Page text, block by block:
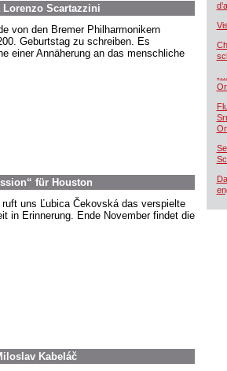
Lorenzo Scartazzini
von den Bremer Philharmonikern
Geburtstag zu schreiben. Es
einer Annäherung an das menschliche
für Houston
uns Ľubica Čekovská das verspielte
in Erinnerung. Ende November findet die
Kabeláč